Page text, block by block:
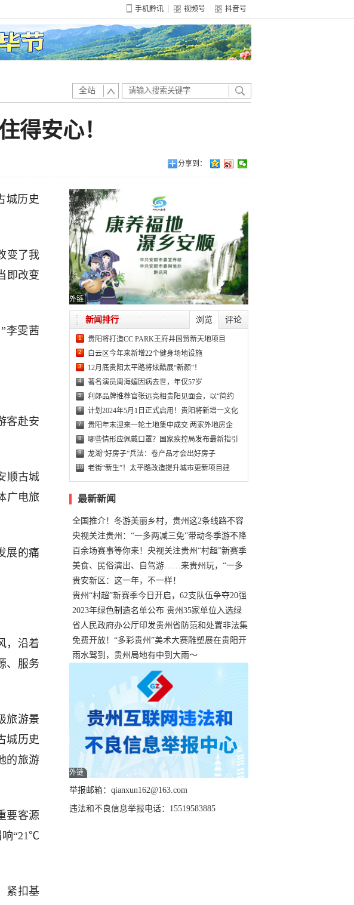
手机黔讯 视频号 抖音号
全站
得安心！
分享到：
城历史
变了我
即改变
李雯茜
客赴安
顺古城
广电旅
展的痛
，沿着
、服务
旅游景
城历史
的旅游
要客源
响“21℃
紧扣基
外链
浏览 评论
新闻排行
1 贵阳将打造CC PARK王府井国贸新天地项目
2 白云区今年来新增22个健身场地设施
3 12月底贵阳太平路将炫酷展“新颜”！
4 著名演员周海媚因病去世，年仅57岁
5 利郎品牌推荐官张远亮相贵阳见面会，以“简约
6 计划2024年5月1日正式启用！贵阳将新增一文化
7 贵阳年末迎来一轮土地集中成交 两家外地房企
8 哪些情形应佩戴口罩？国家疾控局发布最新指引
9 龙湖“好房子”兵法：卷产品才会出好房子
10 老街“新生”！太平路改造提升城市更新项目建
最新新闻
全国推介！冬游美丽乡村，贵州这2条线路不容
错过
央视关注贵州：“一多两减三免”带动冬季游不降
温
百余场赛事等你来！央视关注贵州“村超”新赛季
正式“打响”
美食、民俗演出、自驾游……来贵州玩，“一多
两减三免”！
贵安新区：这一年，不一样！
贵州“村超”新赛季今日开启，62支队伍争夺20强
名额
2023年绿色制造名单公布 贵州35家单位入选绿
色工厂
省人民政府办公厅印发贵州省防范和处置非法集
资工作实施细则
免费开放！“多彩贵州”美术大赛雕塑展在贵阳开
展，持续至1月19日
雨水驾到，贵州局地有中到大雨～
外链
举报邮箱：qianxun162@163.com
违法和不良信息举报电话：15519583885